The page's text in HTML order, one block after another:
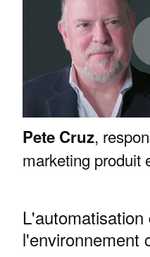
Pete Cruz,
marketing produit
L'automatisation
l'environnement